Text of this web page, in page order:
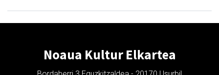
Noaua Kultur Elkartea